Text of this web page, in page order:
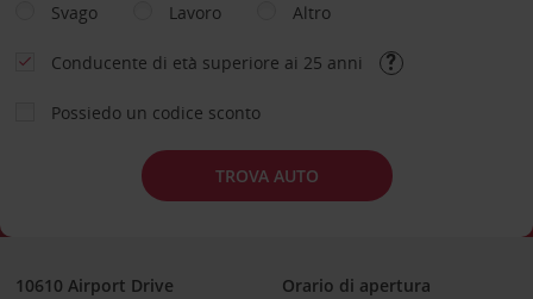
Svago
Lavoro Altro
Conducente di età superiore ai 25 anni
Possiedo un codice sconto
TROVA AUTO
10610 Airport Drive
Orario di apertura